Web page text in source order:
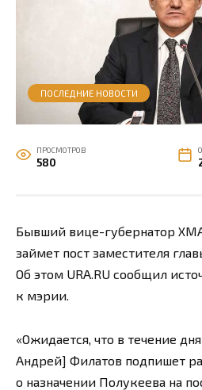
ПОСЛЕДНИЕ НОВОСТИ
ПРОСМОТРОВ
580
Бывший вице-губернатор
займет пост заместителя
Об этом URA.RU сообщил
к мэрии.
«Ожидается, что в течение
Андрей] Филатов подпишет
о назначении Полукеева на